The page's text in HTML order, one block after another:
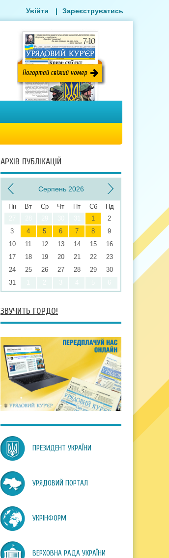
Увійти | Зареєструватись
АРХІВ ПУБЛІКАЦІЙ
Серпень 2026
Пн Вт Ср Чт Пт Сб
Нд
1
2
3
4 5 6 7 8
9
10
11 12 13 14 15
16
17
18 19 20 21 22
23
24
25 26 27 28 29
30
31
ЗВУЧИТЬ ГОРДО!
ПРЕЗИДЕНТ УКРАЇНИ
УРЯДОВИЙ ПОРТАЛ
УКРІНФОРМ
ВЕРХОВНА РАДА УКРАЇНИ